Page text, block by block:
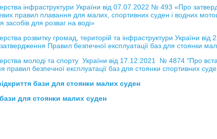
інфраструктури України від 07.07.2022 № 493 «Про
правил плавання для малих, спортивних суден і водних
засобів для розваг на воді»
розвитку громад, територій та інфраструктури України
Правил безпечної експлуатації баз для стоянки
молоді та спорту України від 17.12.2021 № 4874 "Про
правил безпечної експлуатації баз для стоянки спортивних
бази для стоянки малих суден
для стоянки малих суден